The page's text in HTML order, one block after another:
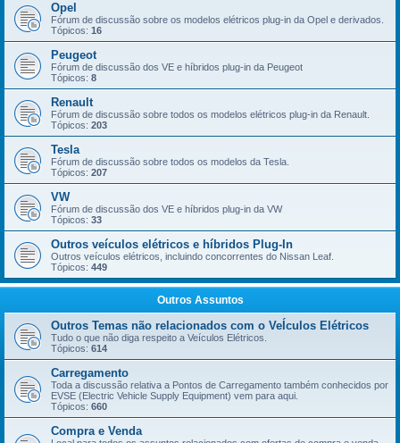
Opel
Fórum de discussão sobre os modelos elétricos plug-in da Opel e derivados.
Tópicos: 16
Peugeot
Fórum de discussão dos VE e híbridos plug-in da Peugeot
Tópicos: 8
Renault
Fórum de discussão sobre todos os modelos elétricos plug-in da Renault.
Tópicos: 203
Tesla
Fórum de discussão sobre todos os modelos da Tesla.
Tópicos: 207
VW
Fórum de discussão dos VE e híbridos plug-in da VW
Tópicos: 33
Outros veículos elétricos e híbridos Plug-In
Outros veículos elétricos, incluindo concorrentes do Nissan Leaf.
Tópicos: 449
Outros Assuntos
Outros Temas não relacionados com o VeÍculos Elétricos
Tudo o que não diga respeito a Veículos Elétricos.
Tópicos: 614
Carregamento
Toda a discussão relativa a Pontos de Carregamento também conhecidos por
EVSE (Electric Vehicle Supply Equipment) vem para aqui.
Tópicos: 660
Compra e Venda